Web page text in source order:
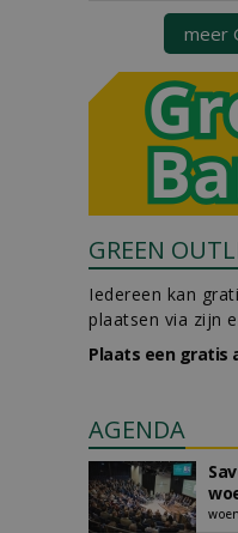
meer
GREEN
Iedereen kan
plaatsen via zijn
Plaats een gratis
AGENDA